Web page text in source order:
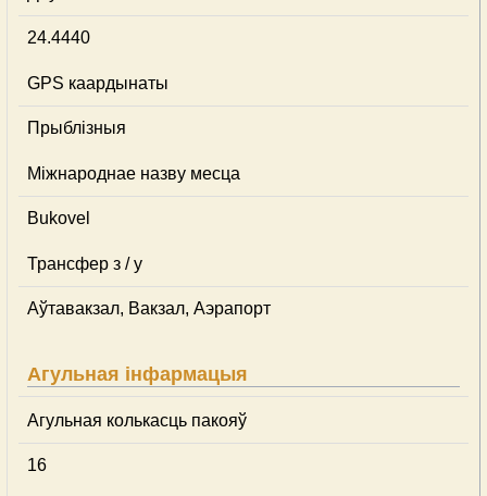
24.4440
GPS каардынаты
Прыблізныя
Міжнароднае назву месца
Bukovel
Трансфер з / у
Аўтавакзал, Вакзал, Аэрапорт
Агульная інфармацыя
Агульная колькасць пакояў
16